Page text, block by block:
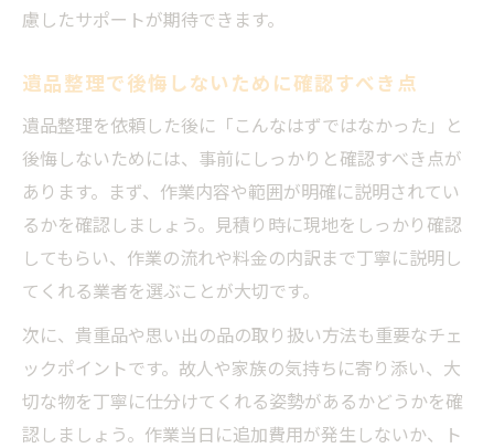
慮したサポートが期待できます。
遺品整理で後悔しないために確認すべき点
遺品整理を依頼した後に「こんなはずではなかった」と
後悔しないためには、事前にしっかりと確認すべき点が
あります。まず、作業内容や範囲が明確に説明されてい
るかを確認しましょう。見積り時に現地をしっかり確認
してもらい、作業の流れや料金の内訳まで丁寧に説明し
てくれる業者を選ぶことが大切です。
次に、貴重品や思い出の品の取り扱い方法も重要なチェ
ックポイントです。故人や家族の気持ちに寄り添い、大
切な物を丁寧に仕分けてくれる姿勢があるかどうかを確
認しましょう。作業当日に追加費用が発生しないか、ト